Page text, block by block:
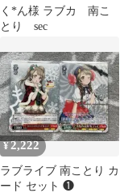
く*ん様 ラブカ 南こ
とり sec
¥2,222
ラブライブ 南ことり カ
ード セット ❶